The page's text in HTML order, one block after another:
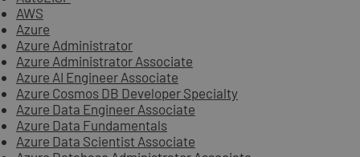
AWS
Azure
Azure Administrator
Azure Administrator Associate
Azure AI Engineer Associate
Azure Cosmos DB Developer Specialty
Azure Data Engineer Associate
Azure Data Fundamentals
Azure Data Scientist Associate